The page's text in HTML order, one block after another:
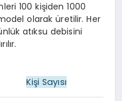
100 kişiden 1000
olarak üretilir. Her
atıksu debisini
Kişi Sayısı